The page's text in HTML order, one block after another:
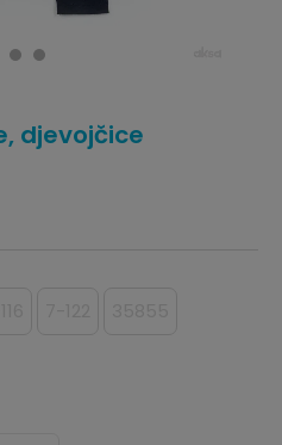
djevojčice